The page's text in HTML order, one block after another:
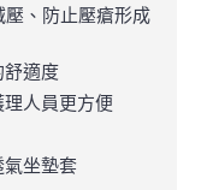
、防止壓瘡形成
適度
人員更方便
坐墊套